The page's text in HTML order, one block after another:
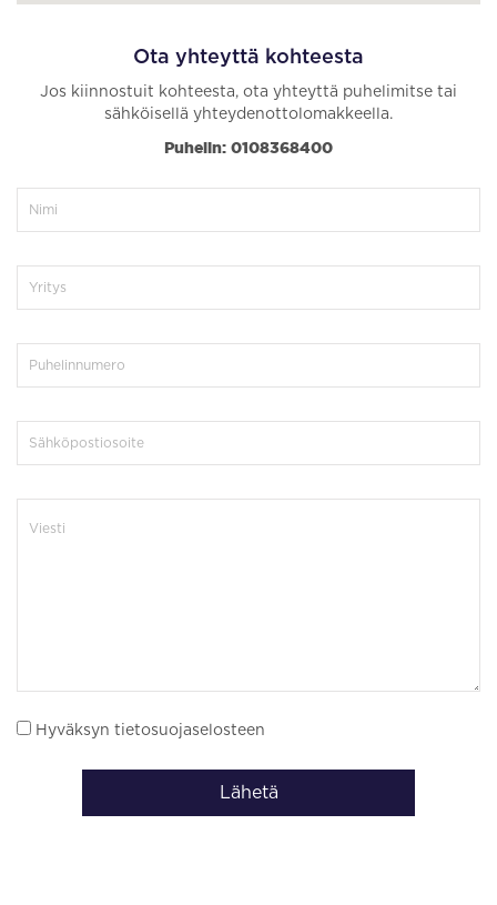
Ota yhteyttä kohteesta
Jos kiinnostuit kohteesta, ota yhteyttä puhelimitse tai
sähköisellä yhteydenottolomakkeella.
Puhelin: 0108368400
Hyväksyn tietosuojaselosteen
Lähetä